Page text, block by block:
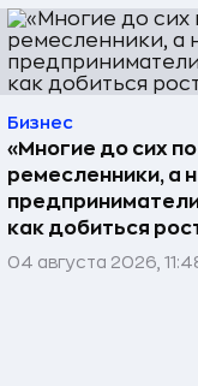
Бизнес
«Многие до сих
ремесленники, а
как добиться
04 августа 2026,